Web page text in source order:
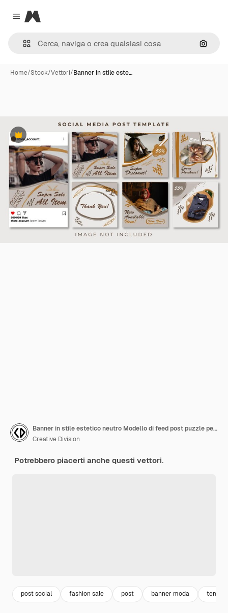
Close menu
Magnific
Cerca
Home/Stock/Vettori/Banner in stile este…
Premium
Banner in stile estetico neutro Modello di feed post puzzle per social media di moda
Creative Division
Potrebbero piacerti anche questi vettori.
post social fashion sale post banner moda